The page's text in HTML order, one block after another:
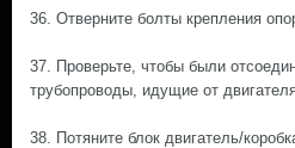
36. Отверните болты крепления
37. Проверьте, чтобы были
трубопроводы, идущие от
38. Потяните блок двигатель/